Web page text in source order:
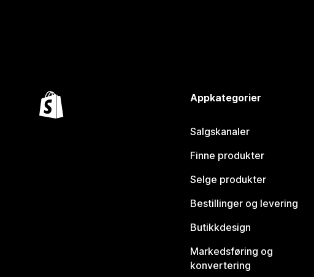
Appkategorier
Salgskanaler
Finne produkter
Selge produkter
Bestillinger og levering
Butikkdesign
Markedsføring og
konvertering